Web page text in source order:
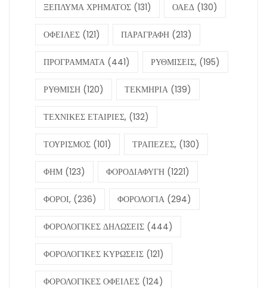
ΞΕΠΛΥΜΑ ΧΡΗΜΑΤΟΣ (131) ΟΑΕΔ (130)
ΟΦΕΙΛΕΣ (121) ΠΑΡΑΓΡΑΦΗ (213)
ΠΡΟΓΡΑΜΜΑΤΑ (441) ΡΥΘΜΙΣΕΙΣ, (195)
ΡΥΘΜΙΣΗ (120) ΤΕΚΜΗΡΙΑ (139)
ΤΕΧΝΙΚΕΣ ΕΤΑΙΡΙΕΣ, (132)
ΤΟΥΡΙΣΜΟΣ (101) ΤΡΑΠΕΖΕΣ, (130)
ΦΗΜ (123) ΦΟΡΟΔΙΑΦΥΓΗ (1221)
ΦΟΡΟΙ, (236) ΦΟΡΟΛΟΓΙΑ (294)
ΦΟΡΟΛΟΓΙΚΕΣ ΔΗΛΩΣΕΙΣ (444)
ΦΟΡΟΛΟΓΙΚΕΣ ΚΥΡΩΣΕΙΣ (121)
ΦΟΡΟΛΟΓΙΚΕΣ ΟΦΕΙΛΕΣ (124)